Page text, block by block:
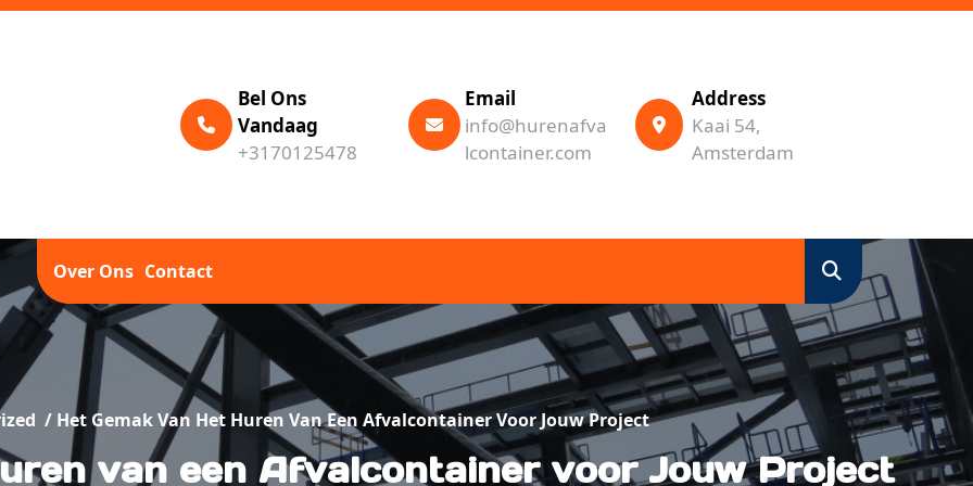
Bel Ons
Vandaag
+3170125478
Email
info@hurenafva
lcontainer.com
Address
Kaai 54,
Amsterdam
Over Ons Contact
/ Het Gemak Van Het Huren Van Een Afvalcontainer Voor Jouw Project
van een Afvalcontainer voor Jouw Project